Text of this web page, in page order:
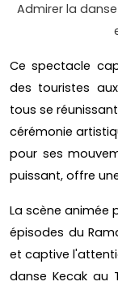
Admirer la
Ce spectacle
des touristes
tous se
cérémonie
pour ses
puissant, offre
La scène animée
épisodes du
et captive
danse Kecak au